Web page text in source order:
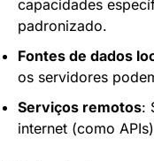
capacidades
padronizado.
Fontes de dados
os servidores
Serviços remotos:
internet (como